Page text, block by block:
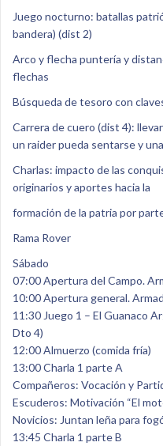
Juego nocturno: batallas
bandera) (dist 2)
Arco y flecha puntería y
flechas
Búsqueda de tesoro con
Carrera de cuero (dist 4):
un raider pueda sentarse y
Charlas: impacto de las
originarios y aportes hacia la
formación de la patria por
Rama Rover
Sábado
07:00 Apertura del Campo.
10:00 Apertura general.
11:30 Juego 1 – El Guanaco
Dto 4)
12:00 Almuerzo (comida fría)
13:00 Charla 1 parte A
Compañeros: Vocación y
Escuderos: Motivación “El
Novicios: Juntan leña para
13:45 Charla 1 parte B